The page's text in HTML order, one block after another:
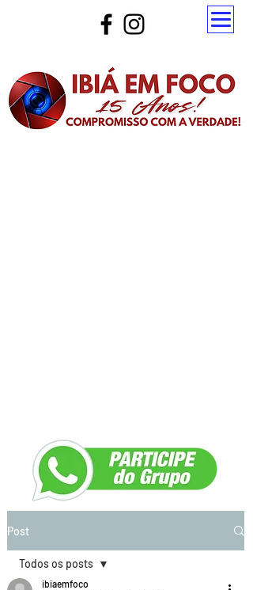
Post
Todos os posts
ibiaemfoco